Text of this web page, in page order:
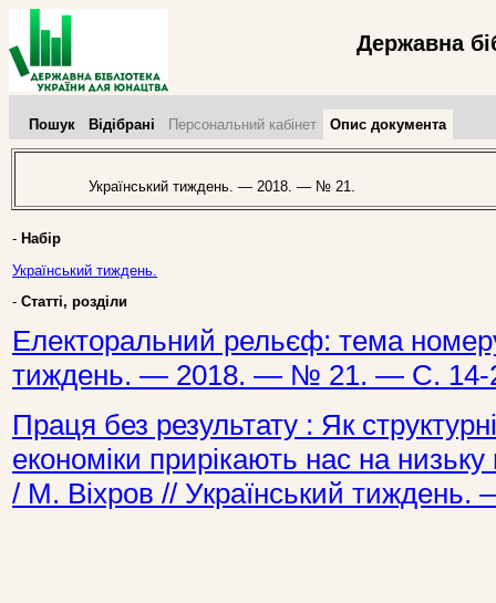
Державна
Пошук Відібрані Персональний кабінет Опис документа
Український тиждень. — 2018. — № 21.
- Набір
Український тиждень.
- Статті, розділи
Електоральний рельєф: тема
тиждень. — 2018. — № 21. — С. 14-
Праця без результату : Як
економіки прирікають нас на низьку
/ М. Віхров // Український